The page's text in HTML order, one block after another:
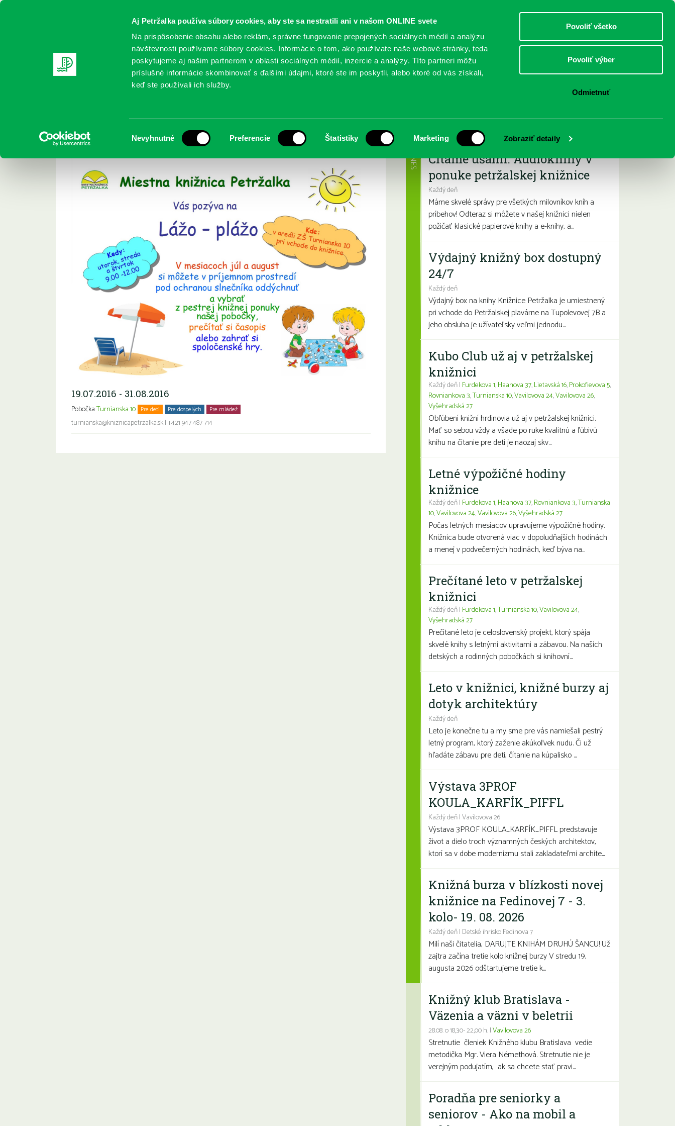
Aj Petržalka používa súbory cookies, aby ste sa nestratili ani v našom ONLINE svete
Na prispôsobenie obsahu alebo reklám, správne fungovanie prepojených sociálnych médií a analýzu
návštevnosti používame súbory cookies. Informácie o tom, ako používate naše webové stránky, teda
poskytujeme aj našim partnerom v oblasti sociálnych médií, inzercie a analýzy. Títo partneri môžu
príslušné informácie skombinovať s ďalšími údajmi, ktoré ste im poskytli, alebo ktoré od vás získali,
keď ste používali ich služby.
súhlasu
Nevyhnutné Preferencie Štatistiky Marketing Zobraziť detaily
Povoliť všetko
Povoliť výber
Odmietnuť
DOSPELÍ
REGISTRUJTE SA ONLINE KATALÓGY SLUŽBY PODUJATIA POBOČKY O KNIŽNICI
Lážo – plážo
19.07.2016 - 31.08.2016
PobočkaTurnianska 10 Pre deti Pre dospelých Pre mládež
turnianska@kniznicapetrzalka.sk|+421 947 487 714
Najbližšie podujatia
Čítame ušami. Audioknihy v
ponuke petržalskej knižnice
Každý deň
Máme skvelé správy pre všetkých milovníkov kníh a
príbehov! Odteraz si môžete v našej knižnici nielen
požičať klasické papierové knihy a e-knihy, a...
DNES
Výdajný knižný box dostupný
24/7
Každý deň
Výdajný box na knihy Knižnice Petržalka je umiestnený
pri vchode do Petržalskej plavárne na Tupolevovej 7B a
jeho obsluha je užívateľsky veľmi jednodu...
Kubo Club už aj v petržalskej
knižnici
Každý deň | Furdekova 1,Haanova 37,Lietavská 16,Prokofievova 5,
Rovniankova 3,Turnianska 10,Vavilovova 24,Vavilovova 26,
Vyšehradská 27
Obľúbení knižní hrdinovia už aj v petržalskej knižnici.
Mať so sebou vždy a všade po ruke kvalitnú a ľúbivú
knihu na čítanie pre deti je naozaj skv...
Letné výpožičné hodiny
knižnice
Každý deň | Furdekova 1,Haanova 37,Rovniankova 3,Turnianska
10,Vavilovova 24,Vavilovova 26,Vyšehradská 27
Počas letných mesiacov upravujeme výpožičné hodiny.
Knižnica bude otvorená viac v dopoludňajších hodinách
a menej v podvečerných hodinách, keď býva na...
Prečítané leto v petržalskej
knižnici
Každý deň | Furdekova 1,Turnianska 10,Vavilovova 24,
Vyšehradská 27
Prečítané leto je celoslovenský projekt, ktorý spája
skvelé knihy s letnými aktivitami a zábavou. Na našich
detských a rodinných pobočkách si knihovní...
Leto v knižnici, knižné burzy aj
dotyk architektúry
Každý deň
Leto je konečne tu a my sme pre vás namiešali pestrý
letný program, ktorý zaženie akúkoľvek nudu. Či už
hľadáte zábavu pre deti, čítanie na kúpalisko ...
Výstava 3PROF
KOULA_KARFÍK_PIFFL
Každý deň | Vavilovova 26
Výstava 3PROF KOULA_KARFÍK_PIFFL predstavuje
život a dielo troch významných českých architektov,
ktorí sa v dobe modernizmu stali zakladateľmi archite...
Knižná burza v blízkosti novej
knižnice na Fedinovej 7 - 3.
kolo- 19. 08. 2026
Každý deň | Detské ihrisko Fedinova 7
Milí naši čitatelia, DARUJTE KNIHÁM DRUHÚ ŠANCU! Už
zajtra začína tretie kolo knižnej burzy V stredu 19.
augusta 2026 odštartujeme tretie k...
Knižný klub Bratislava -
Väzenia a väzni v beletrii
28.08. o 18,30- 22,00 h. |Vavilovova 26
Stretnutie členiek Knižného klubu Bratislava vedie
metodička Mgr. Viera Némethová. Stretnutie nie je
verejným podujatím, ak sa chcete stať pravi...
Poradňa pre seniorky a
seniorov - Ako na mobil a